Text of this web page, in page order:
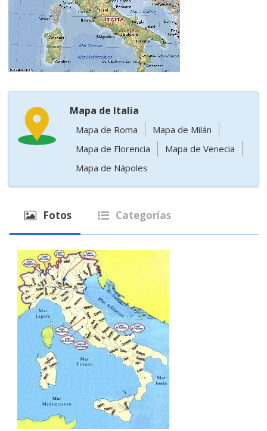
Mapa de Italia
Mapa de Roma
Mapa de Milán
Mapa de Florencia
Mapa de Venecia
Mapa de Nápoles
Fotos Categorías